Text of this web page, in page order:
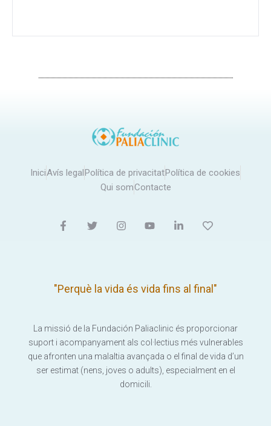
IniciAvís legalPolítica de privacitatPolítica de cookies
Qui somContacte
"Perquè la vida és vida fins al final"
La missió de la Fundación Paliaclinic és proporcionar
suport i acompanyament als col·lectius més vulnerables
que afronten una malaltia avançada o el final de vida d’un
ser estimat (nens, joves o adults), especialment en el
domicili.